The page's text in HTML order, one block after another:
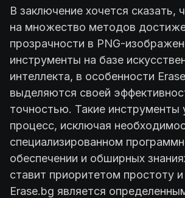
В заключение хочется сказать,
на множество методов
прозрачности в PNG-
инструменты на базе
интеллекта, в особенности
выделяются своей
точностью. Такие
процесс, исключая
специализированном
обеспечении и обширных
ставит приоритетом простоту
Erase.bg является